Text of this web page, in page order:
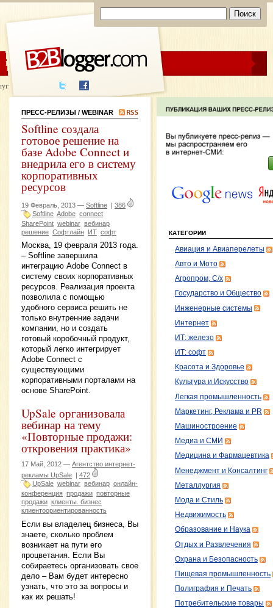
ЦЕНЫ ПОМОЩЬ
написания
ПРЕСС-РЕЛИЗЫ / WEBINAR
Softline создала
готовое решение на
базе Adobe Connect и
внедрила его в систему
корпоративных
ресурсов
19 Февраль, 2013 — Softline | 386
Softline Adobe connect
SharePoint webinar вебинар
решение Софтлайн ИТ софт
Москва, 19 февраля 2013 года.
– Softline завершила
интеграцию Adobe Connect в
систему своих корпоративных
ресурсов. Реализация проекта
позволила с помощью
удобного сервиса решить не
только внутренние задачи
компании, но и создать
готовый коробочный продукт,
который легко интегрирует
Adobe Connect с
существующими
корпоративными порталами на
основе SharePoint.
UpSale организовала
вебинар на тему
«Повторные продажи:
откровения практика»
17 Май, 2012 — Агентство интернет-
рекламы UpSale | 472
UpSale webinar вебинар онлайн-
конференция продажи повторные
продажи клиенты. бизнес
клиентоориентированность
Если вы владелец бизнеса, Вы
знаете, сколько проблем
возникает на пути его
процветания. Если Вы
собираетесь организовать свое
дело – Вам будет интересно
узнать, что это за вопросы и
как их решать!
КАТЕГОРИИ
Авиация и Авиаперелеты
Авто и Мото
Агропром, С/х
Государство и Общество
Инженерные системы
Интернет
ИТ: железо
ИТ: софт
Красота и Здоровье
Культура и Искусство
Легкая промышленность
Маркетинг, Реклама и PR
Машиностроение
Медиа и СМИ
Медицина и Фармацевтика
Менеджмент и Консалтинг
Металлургия
Мода и Стиль
Недвижимость
Образование и Наука
Отдых и Развлечения
Охрана и Безопасность
Пищевая промышленность
Полиграфия и Печать
Потребительские товары